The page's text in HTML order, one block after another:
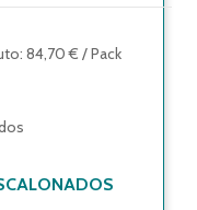
: 84,70 € /Pack